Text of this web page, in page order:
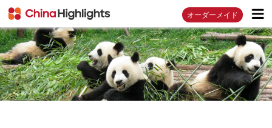
オーダーメイド